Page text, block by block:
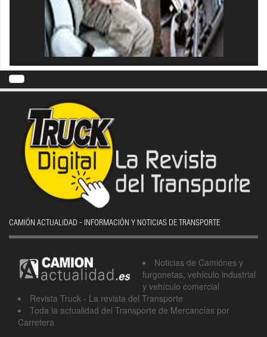
CAMIÓN ACTUALIDAD - INFORMACIÓN Y NOTICIAS DE TRANSPORTE
Noticias de Camiónes y
furgonetas, vehículo industrial
y vehículo comercial
Revista Truck - La revista del Transporte
Toda la actualidad del Transporte de Mercancías por
Carretera